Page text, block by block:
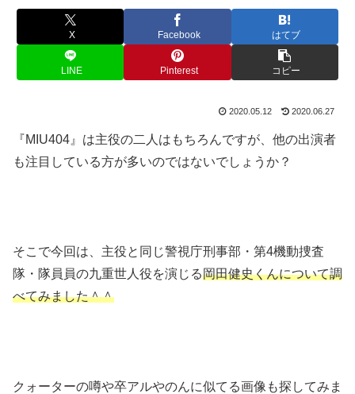
X Facebook はてブ
LINE Pinterest コピー
2020.05.12 2020.06.27
『MIU404』は主役の二人はもちろんですが、他の出演者
も注目している方が多いのではないでしょうか？
そこで今回は、主役と同じ警視庁刑事部・第4機動捜査
隊・隊員員の九重世人役を演じる岡田健史くんについて調
べてみました＾＾
クォーターの噂や卒アルやのんに似てる画像も探してみま